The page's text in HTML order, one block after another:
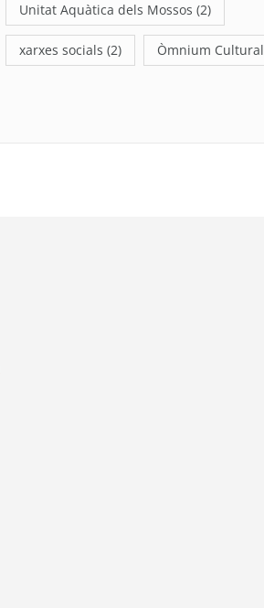
Unitat Aquàtica dels Mossos (2)
xarxes socials (2) Òmnium Cultural